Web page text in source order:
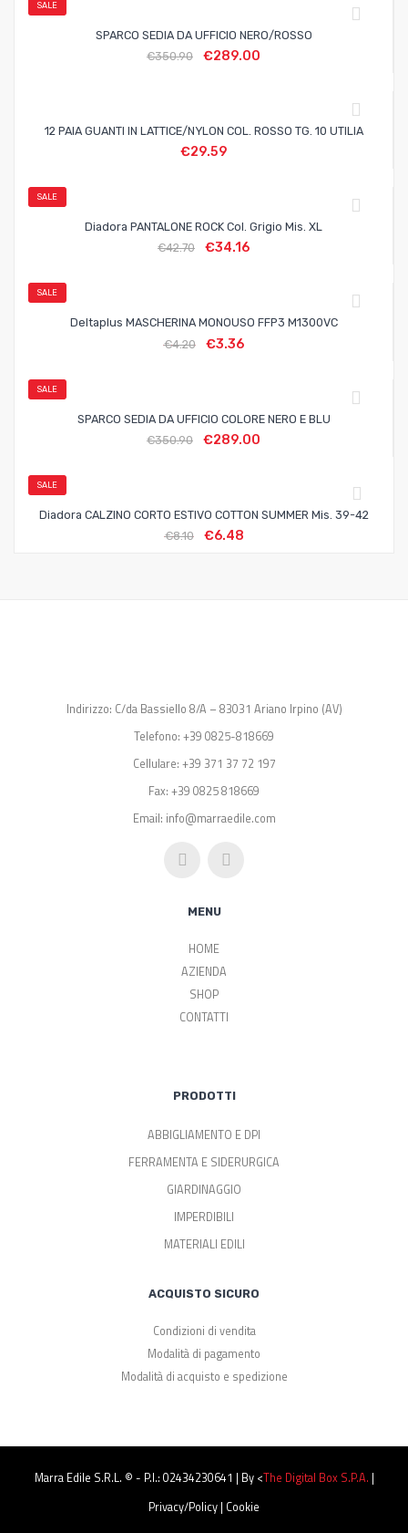
SALE
SPARCO SEDIA DA UFFICIO NERO/ROSSO
€350.90 €289.00
12 PAIA GUANTI IN LATTICE/NYLON COL. ROSSO TG. 10 UTILIA
€29.59
SALE
Diadora PANTALONE ROCK Col. Grigio Mis. XL
€42.70 €34.16
SALE
Deltaplus MASCHERINA MONOUSO FFP3 M1300VC
€4.20 €3.36
SALE
SPARCO SEDIA DA UFFICIO COLORE NERO E BLU
€350.90 €289.00
SALE
Diadora CALZINO CORTO ESTIVO COTTON SUMMER Mis. 39-42
€8.10 €6.48
Indirizzo: C/da Bassiello 8/A – 83031 Ariano Irpino (AV)
Telefono: +39 0825-818669
Cellulare: +39 371 37 72 197
Fax: +39 0825 818669
Email: info@marraedile.com
MENU
HOME
AZIENDA
SHOP
CONTATTI
PRODOTTI
ABBIGLIAMENTO E DPI
FERRAMENTA E SIDERURGICA
GIARDINAGGIO
IMPERDIBILI
MATERIALI EDILI
ACQUISTO SICURO
Condizioni di vendita
Modalità di pagamento
Modalità di acquisto e spedizione
Marra Edile S.r.l. © - P.I.: 02434230641 | By <The Digital Box S.p.a. |
Privacy/Policy | Cookie